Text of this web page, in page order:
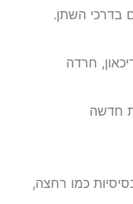
בדרכי השתן.
חרדה
חדשה
כמו רחצה,